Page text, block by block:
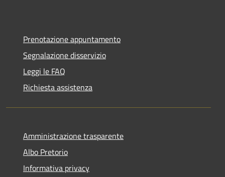
Prenotazione appuntamento
Segnalazione disservizio
Leggi le FAQ
Richiesta assistenza
Amministrazione trasparente
Albo Pretorio
Informativa privacy